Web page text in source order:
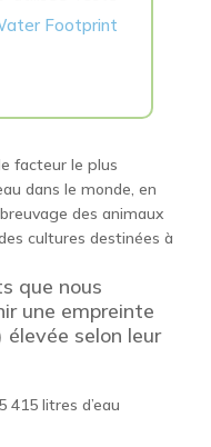
Footprint
facteur le plus
dans le monde, en
des animaux
cultures destinées à
que nous
une empreinte
selon leur
415 litres d’eau